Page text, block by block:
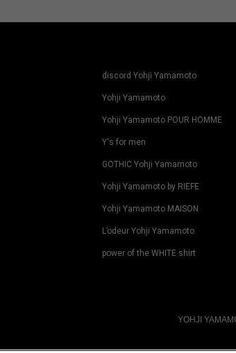
discord Yohji Yamamoto
Yohji Yamamoto
Yohji Yamamoto POUR HOMME
Y's for men
GOTHIC Yohji Yamamoto
Yohji Yamamoto by RIEFE
Yohji Yamamoto MAISON
L’odeur Yohji Yamamoto
power of the WHITE shirt
YOHJI